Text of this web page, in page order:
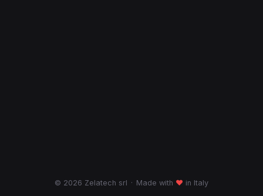
© 2026 Zelatech srl · Made with ♥ in Italy